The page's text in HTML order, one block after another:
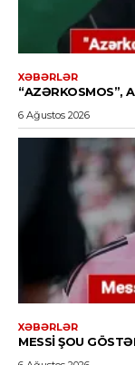
XƏBƏRLƏR
“AZƏRKOSMOS”,
6 Ağustos 2026
XƏBƏRLƏR
MESSI ŞOU